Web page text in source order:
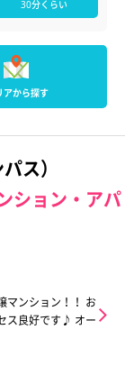
30分くらい
アから探す
ス）
ション・アパ
マンション！！ お
ス良好です♪ オー